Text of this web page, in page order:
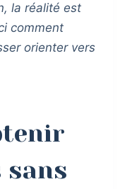
la réalité est
comment
orienter vers
sans